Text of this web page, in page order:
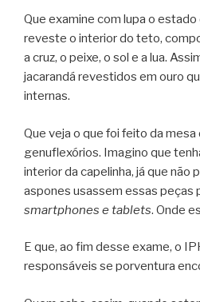
Que examine com lupa o
reveste o interior do teto,
a cruz, o peixe, o sol e a lua.
jacarandá revestidos em ouro
internas.
Que veja o que foi feito da
genuflexórios. Imagino que
interior da capelinha, já que não
aspones usassem essas peças
smartphones e tablets. Onde
E que, ao fim desse exame, o
responsáveis se porventura